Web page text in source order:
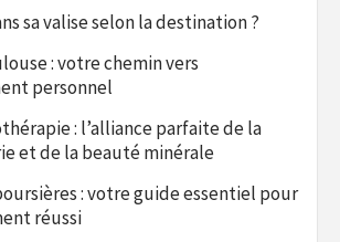
sa valise selon la destination ?
: votre chemin vers
personnel
: l’alliance parfaite de la
et de la beauté minérale
: votre guide essentiel pour
réussi